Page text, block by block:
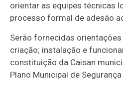
orientar as equipes técnicas
processo formal de adesão
Serão fornecidas
criação; instalação e
constituição da Caisan
Plano Municipal de